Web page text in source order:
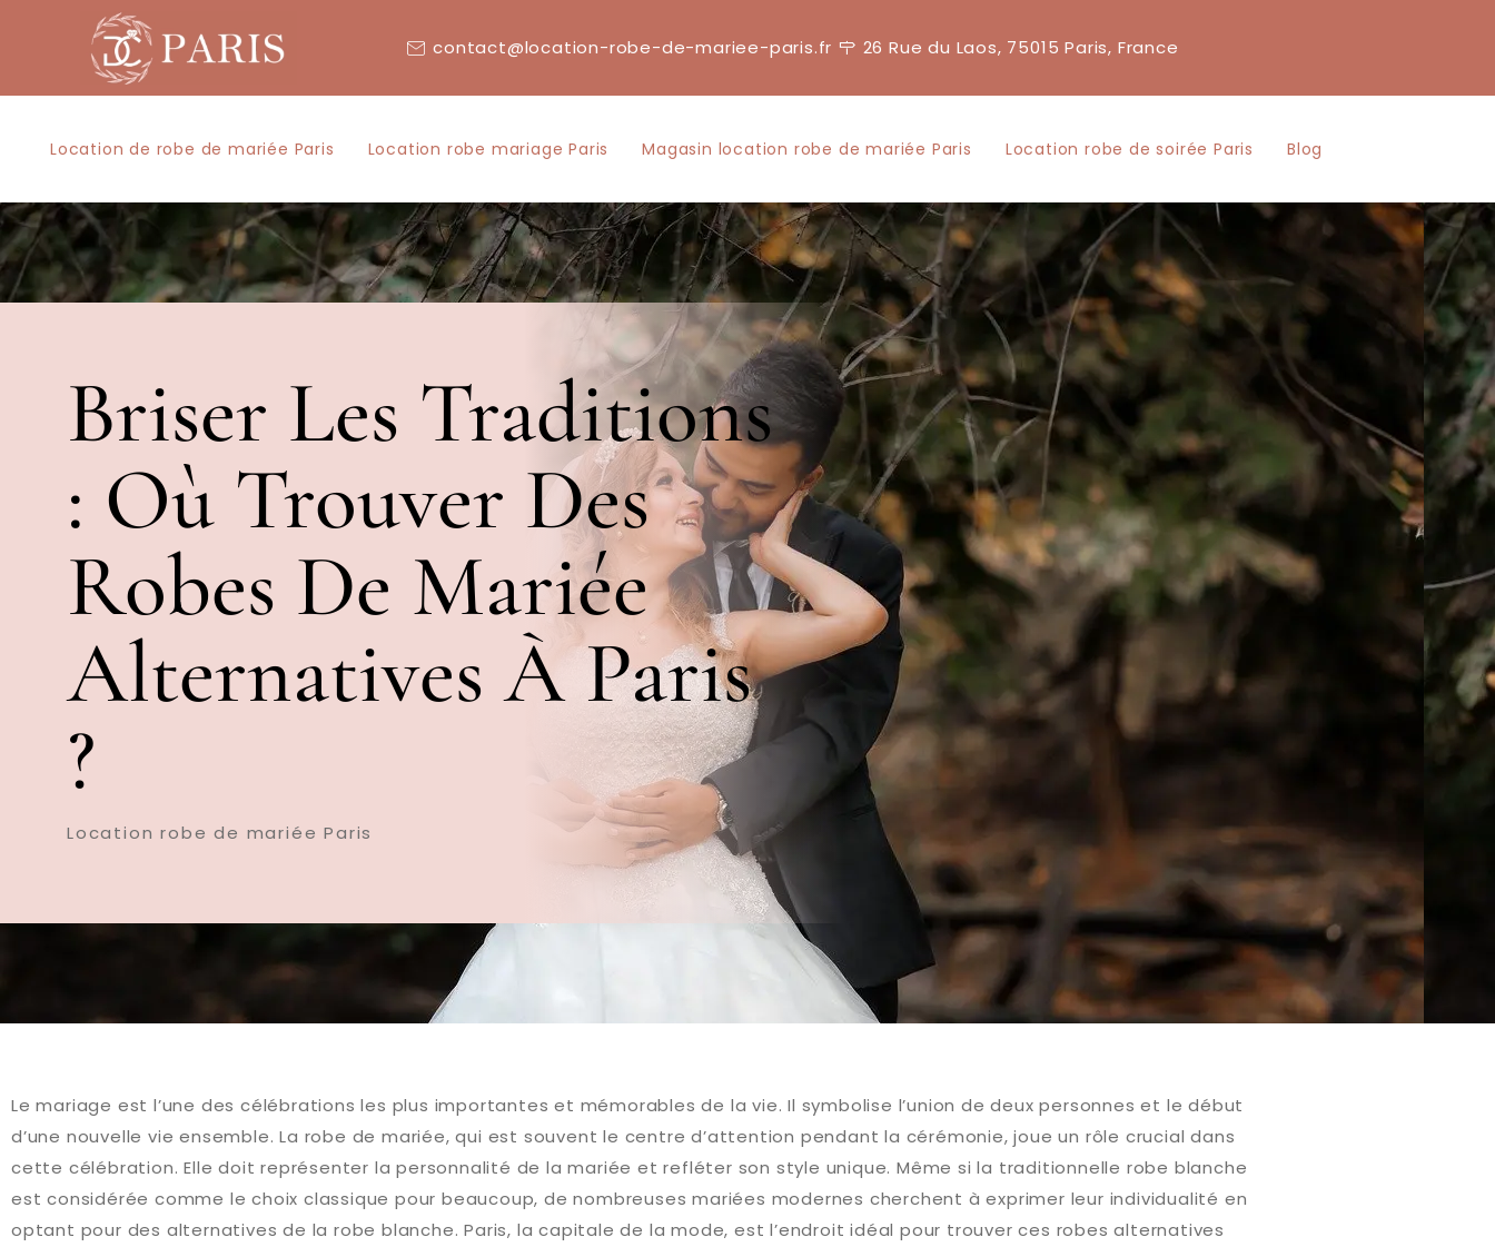
contact@location-robe-de-mariee-paris.fr 26 Rue du Laos, 75015 Paris, France
Location de robe de mariée Paris Location robe mariage Paris Magasin location robe de mariée Paris Location robe de soirée Paris Blog
Briser Les Traditions
: Où Trouver Des
Robes De Mariée
Alternatives À Paris
?
Location robe de mariée Paris
Le mariage est l’une des célébrations les plus importantes et mémorables de la vie. Il symbolise l’union de deux personnes et le début
d’une nouvelle vie ensemble. La robe de mariée, qui est souvent le centre d’attention pendant la cérémonie, joue un rôle crucial dans
cette célébration. Elle doit représenter la personnalité de la mariée et refléter son style unique. Même si la traditionnelle robe blanche
est considérée comme le choix classique pour beaucoup, de nombreuses mariées modernes cherchent à exprimer leur individualité en
optant pour des alternatives de la robe blanche. Paris, la capitale de la mode, est l’endroit idéal pour trouver ces robes alternatives